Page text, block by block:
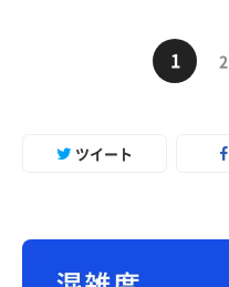
1 2
ツイート